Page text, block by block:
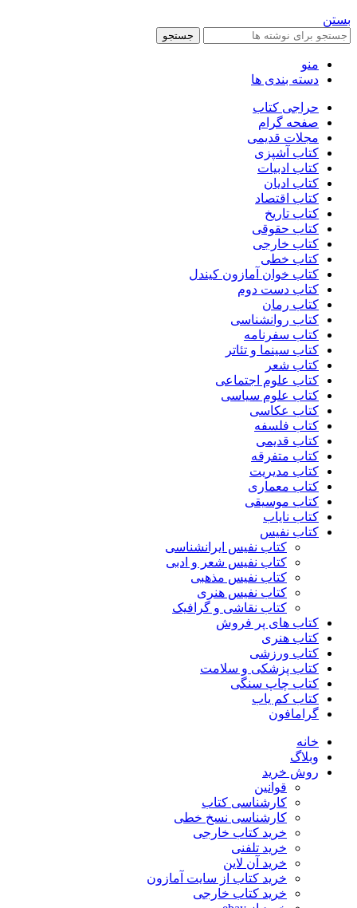
بستن
جستجو
منو
دسته بندی ها
حراجی کتاب
صفحه گرام
مجلات قدیمی
کتاب آشپزی
کتاب ادبیات
کتاب ادیان
کتاب اقتصاد
کتاب تاریخ
کتاب حقوقی
کتاب خارجی
کتاب خطی
کتاب خوان آمازون کیندل
کتاب دست دوم
کتاب رمان
کتاب روانشناسی
کتاب سفرنامه
کتاب سینما و تئاتر
کتاب شعر
کتاب علوم اجتماعی
کتاب علوم سیاسی
کتاب عکاسی
کتاب فلسفه
کتاب قدیمی
کتاب متفرقه
کتاب مدیریت
کتاب معماری
کتاب موسیقی
کتاب نایاب
کتاب نفیس
کتاب نفیس ایرانشناسی
کتاب نفیس شعر و ادبی
کتاب نفیس مذهبی
کتاب نفیس هنری
کتاب نقاشی و گرافیک
کتاب های پر فروش
کتاب هنری
کتاب ورزشی
کتاب پزشکی و سلامت
کتاب چاپ سنگی
کتاب کم یاب
گرامافون
خانه
وبلاگ
روش خرید
قوانین
کارشناسی کتاب
کارشناسی نسخ خطی
خرید کتاب خارجی
خرید تلفنی
خرید آن لاین
خرید کتاب از سایت آمازون
خرید کتاب خارجی